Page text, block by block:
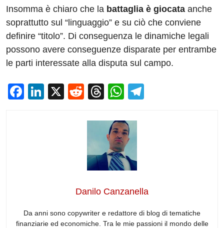
Insomma è chiaro che la battaglia è giocata anche
soprattutto sul “linguaggio” e su ciò che conviene
definire “titolo”. Di conseguenza le dinamiche legali
possono avere conseguenze disparate per entrambe
le parti interessate alla disputa sul campo.
F
Li
X
R
d
di
t
T
e
a
d
s
W
at
s
A
p
p
Danilo Canzanella
Da anni sono copywriter e redattore di blog di tematiche
finanziarie ed economiche. Tra le mie passioni il mondo delle